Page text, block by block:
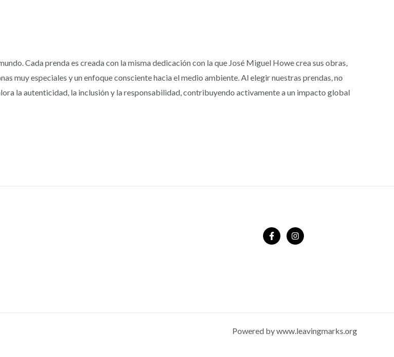
Cada prenda es creada con la misma dedicación con la que José Miguel Howe crea sus obras,
muy especiales y un enfoque consciente hacia el medio ambiente. Al elegir nuestras prendas, no
la autenticidad, la inclusión y la responsabilidad, contribuyendo activamente a un impacto global
Powered by www.leavingmarks.org